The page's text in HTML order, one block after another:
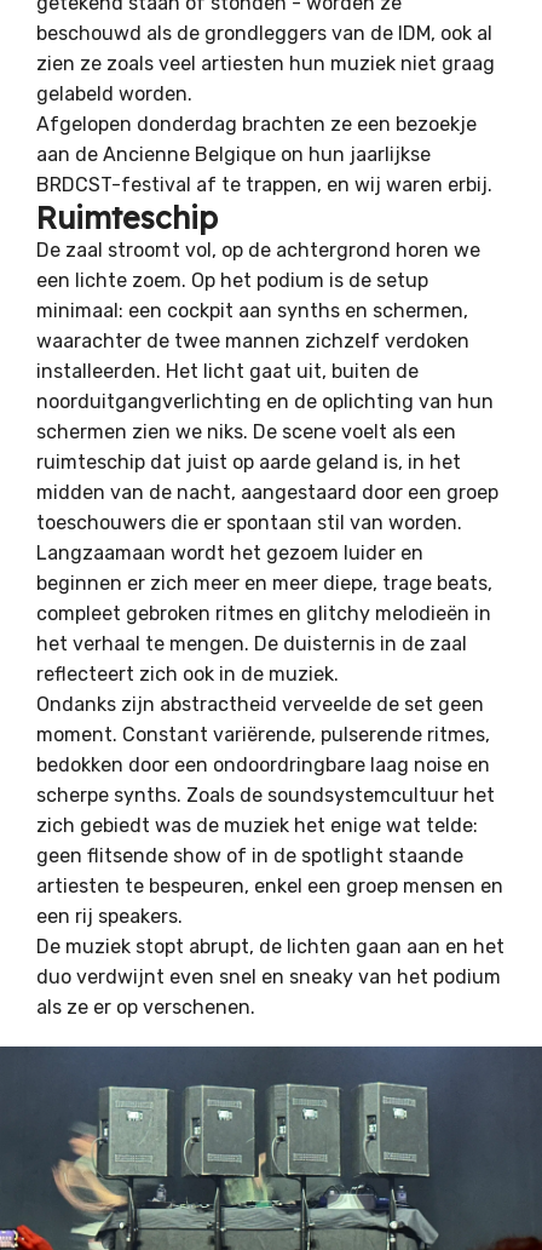
beschouwd als de grondleggers van de IDM, ook al
zien ze zoals veel artiesten hun muziek niet graag
gelabeld worden.
Afgelopen donderdag brachten ze een bezoekje
aan de Ancienne Belgique on hun jaarlijkse
BRDCST-festival af te trappen, en wij waren erbij.
Ruimteschip
De zaal stroomt vol, op de achtergrond horen we
een lichte zoem. Op het podium is de setup
minimaal: een cockpit aan synths en schermen,
waarachter de twee mannen zichzelf verdoken
installeerden. Het licht gaat uit, buiten de
noorduitgangverlichting en de oplichting van hun
schermen zien we niks. De scene voelt als een
ruimteschip dat juist op aarde geland is, in het
midden van de nacht, aangestaard door een groep
toeschouwers die er spontaan stil van worden.
Langzaamaan wordt het gezoem luider en
beginnen er zich meer en meer diepe, trage beats,
compleet gebroken ritmes en glitchy melodieën in
het verhaal te mengen. De duisternis in de zaal
reflecteert zich ook in de muziek.
Ondanks zijn abstractheid verveelde de set geen
moment. Constant variërende, pulserende ritmes,
bedokken door een ondoordringbare laag noise en
scherpe synths. Zoals de soundsystemcultuur het
zich gebiedt was de muziek het enige wat telde:
geen flitsende show of in de spotlight staande
artiesten te bespeuren, enkel een groep mensen en
een rij speakers.
De muziek stopt abrupt, de lichten gaan aan en het
duo verdwijnt even snel en sneaky van het podium
als ze er op verschenen.